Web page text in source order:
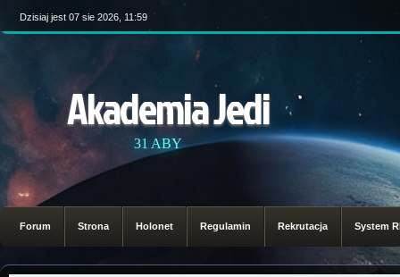
Dzisiaj jest 07 sie 2026, 11:59
Akademia Jedi
31 ABY
Forum Strona Holonet Regulamin Rekrutacja System